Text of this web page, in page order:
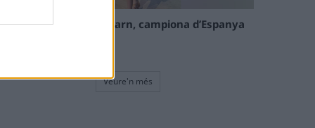
La tortosina Cinta Talarn, campiona d’Espanya
Veure'n més